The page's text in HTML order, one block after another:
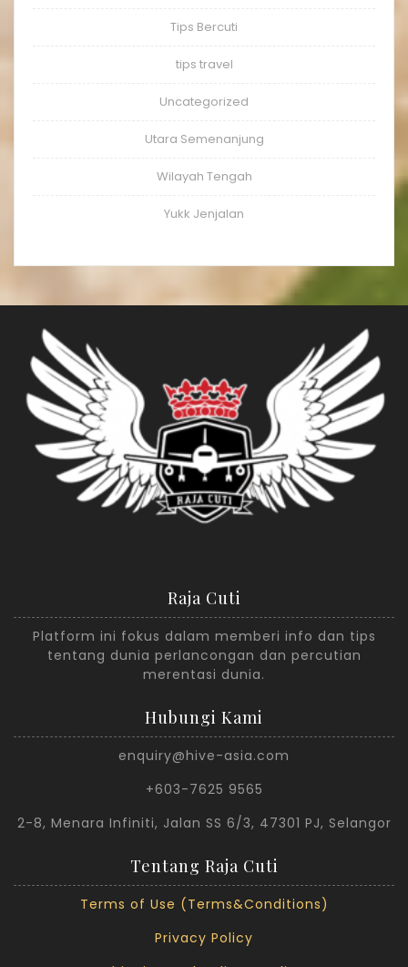
Tips Bercuti
tips travel
Uncategorized
Utara Semenanjung
Wilayah Tengah
Yukk Jenjalan
Raja Cuti
Platform ini fokus dalam memberi info dan tips
tentang dunia perlancongan dan percutian
merentasi dunia.
Hubungi Kami
enquiry@hive-asia.com
+603-7625 9565
2-8, Menara Infiniti, Jalan SS 6/3, 47301 PJ, Selangor
Tentang Raja Cuti
Terms of Use (Terms&Conditions)
Privacy Policy